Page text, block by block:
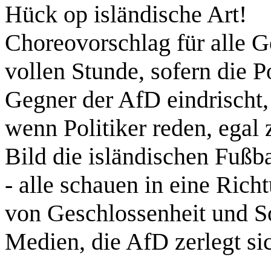
Hück op isländische Art!
Choreovorschlag für alle
vollen Stunde, sofern die
Gegner der AfD
wenn Politiker reden, egal
Bild die isländischen
- alle schauen in eine
von Geschlossenheit und
Medien, die AfD zerlegt